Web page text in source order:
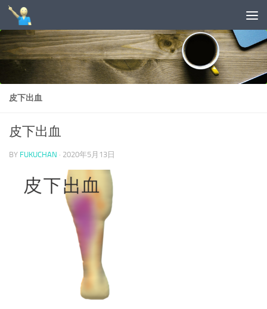
コンテンツへスキップ
皮下出血
皮下出血
BY FUKUCHAN · 2020年5月13日